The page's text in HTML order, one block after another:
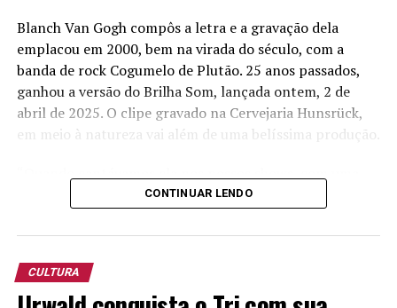
Segredos da forja, a ferro e fogo, encantam visitante
alemão
NÃO PERCA
Ação de Natal do Sicredi emociona
Blanch Van Gogh compôs a letra e a gravação dela
emplacou em 2000, bem na virada do século, com a
banda de rock Cogumelo de Plutão. 25 anos passados,
ganhou a versão do Brilha Som, lançada ontem, 2 de
abril de 2025. O clipe gravado na Cervejaria Hunsrück,
em meio à natureza vai além de uma belíssima produção.
versão mais sertaneja, já se percebia uma interação do
forte”, diz o vocalista do Brilha Som, Alessandro Turra.
Em vídeo lançado em suas redes sociais neste dia 3,
Turra, lembra que a música foi uma composição voltado
CONTINUAR LENDO
CULTURA